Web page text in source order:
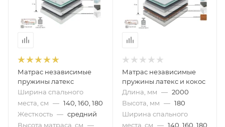
Матрас независимые
пружины латекс
Ширина спального
места, см — 140, 160, 180
Жесткость — средний
Высота матраса, см —
Матрас независимые
пружины латекс и кокос
Длина, мм — 2000
Высота, мм — 180
Ширина спального
места, см — 140, 160, 180